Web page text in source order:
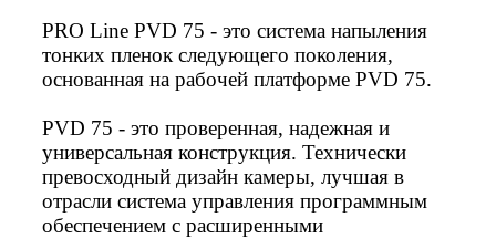
PRO Line PVD 75 - это система напыления
тонких пленок следующего поколения,
основанная на рабочей платформе PVD 75.
PVD 75 - это проверенная, надежная и
универсальная конструкция. Технически
превосходный дизайн камеры, лучшая в
отрасли система управления программным
обеспечением с расширенными